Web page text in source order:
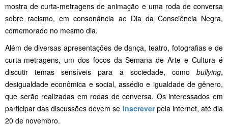
mostra de curta-metragens de animação e uma roda de conversa
sobre racismo, em consonância ao Dia da Consciência Negra,
comemorado no mesmo dia.
Além de diversas apresentações de dança, teatro, fotografias e de
curta-metragens, um dos focos da Semana de Arte e Cultura é
discutir temas sensíveis para a sociedade, como bullying,
desigualdade econômica e social, assédio e igualdade de gênero,
que serão realizadas em rodas de conversa. Os interessados em
participar das discussões devem se inscreverpela internet, até dia
20 de novembro.